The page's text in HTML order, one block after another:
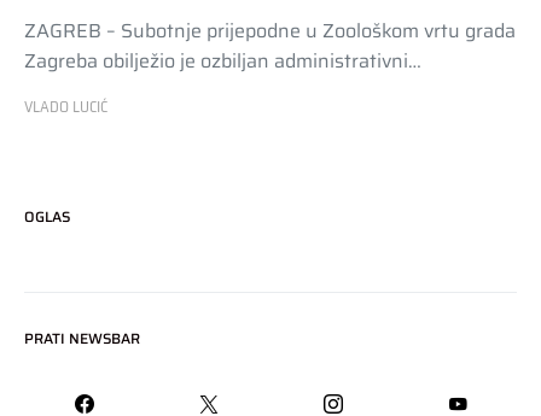
ZAGREB – Subotnje prijepodne u Zoološkom vrtu grada
Zagreba obilježio je ozbiljan administrativni…
VLADO LUCIĆ
OGLAS
PRATI NEWSBAR